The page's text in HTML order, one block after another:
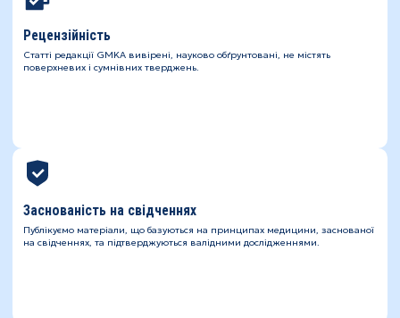
Рецензійність
Статті редакції GMKA вивірені, науково обґрунтовані, не містять
поверхневих і сумнівних тверджень.
Заснованість на свідченнях
Публікуємо матеріали, що базуються на принципах медицини, заснованої
на свідченнях, та підтверджуються валідними дослідженнями.